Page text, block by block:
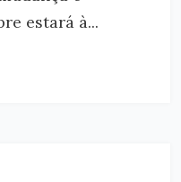
estará à...